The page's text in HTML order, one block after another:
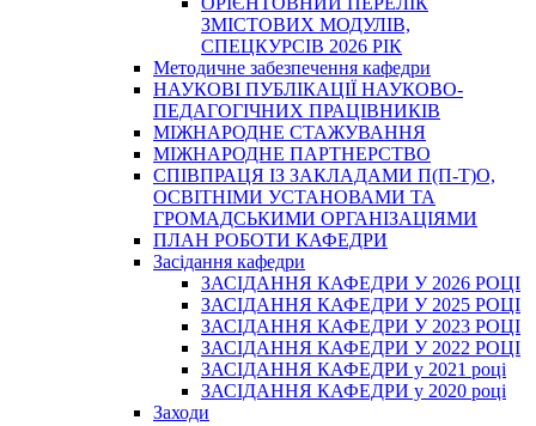
ЗМІСТОВИХ МОДУЛІВ,
СПЕЦКУРСІВ 2026 РІК
Методичне забезпечення кафедри
НАУКОВІ ПУБЛІКАЦІЇ НАУКОВО-
ПЕДАГОГІЧНИХ ПРАЦІВНИКІВ
МІЖНАРОДНЕ СТАЖУВАННЯ
МІЖНАРОДНЕ ПАРТНЕРСТВО
СПІВПРАЦЯ ІЗ ЗАКЛАДАМИ П(П-Т)О,
ОСВІТНІМИ УСТАНОВАМИ ТА
ГРОМАДСЬКИМИ ОРГАНІЗАЦІЯМИ
ПЛАН РОБОТИ КАФЕДРИ
Засідання кафедри
ЗАСІДАННЯ КАФЕДРИ У 2026 РОЦІ
ЗАСІДАННЯ КАФЕДРИ У 2025 РОЦІ
ЗАСІДАННЯ КАФЕДРИ У 2023 РОЦІ
ЗАСІДАННЯ КАФЕДРИ У 2022 РОЦІ
ЗАСІДАННЯ КАФЕДРИ у 2021 році
ЗАСІДАННЯ КАФЕДРИ у 2020 році
Заходи